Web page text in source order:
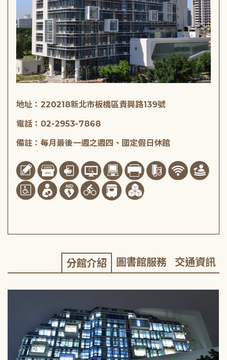
地址：220218新北市板橋區貴興路139號
電話：02-2953-7868
備註：每月最後一週之週四、國定假日休館
分館介紹 圖書館服務 交通資訊